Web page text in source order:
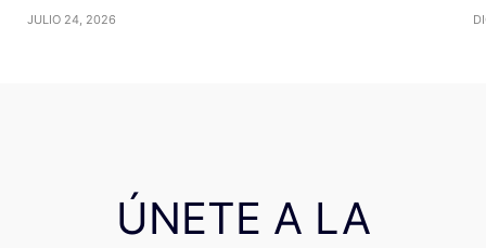
JULIO 24, 2026
ÚNETE A LA